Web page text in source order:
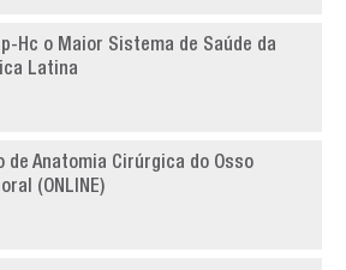
Hc o Maior Sistema de Saúde da
Latina
de Anatomia Cirúrgica do Osso
(ONLINE)